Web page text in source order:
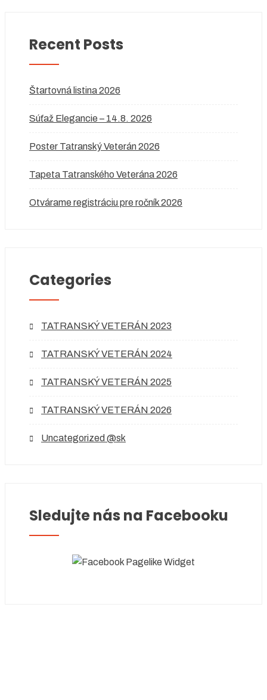
Recent Posts
Štartovná listina 2026
Súťaž Elegancie – 14.8. 2026
Poster Tatranský Veterán 2026
Tapeta Tatranského Veterána 2026
Otvárame registráciu pre ročník 2026
Categories
TATRANSKÝ VETERÁN 2023
TATRANSKÝ VETERÁN 2024
TATRANSKÝ VETERÁN 2025
TATRANSKÝ VETERÁN 2026
Uncategorized @sk
Sledujte nás na Facebooku